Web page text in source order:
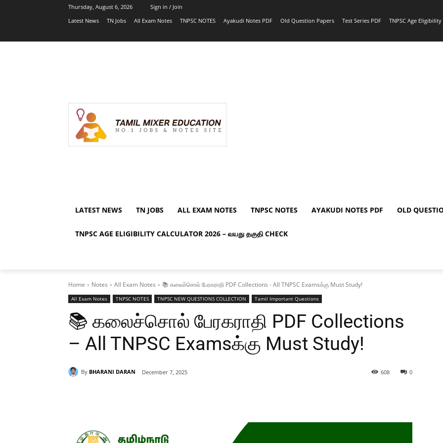
Thursday, August 6, 2026
Sign in / Join
Latest News
TN Jobs All Exam Notes TNPSC NOTES Ayakudi Notes PDF Old Question Papers Test Series PDF TNPSC Age
LATEST NEWS TN JOBS ALL EXAM NOTES TNPSC NOTES AYAKUDI NOTES PDF OLD
TNPSC AGE ELIGIBILITY CALCULATOR 2026 – வயது தகுதி CHECK
Home Notes All Exam Notes 📚 கலைச்சொல் பேரகராதி PDF Collections - All TNPSC Examsக்கு Must Study!
All Exam Notes TNPSC NOTES TNPSC NEW QUESTIONS COLLECTION Tamil Important Questions
📚 கலைச்சொல் பேரகராதி PDF Collections
– All TNPSC Examsக்கு Must Study!
By BHARANI DARAN December 7, 2025 0
608